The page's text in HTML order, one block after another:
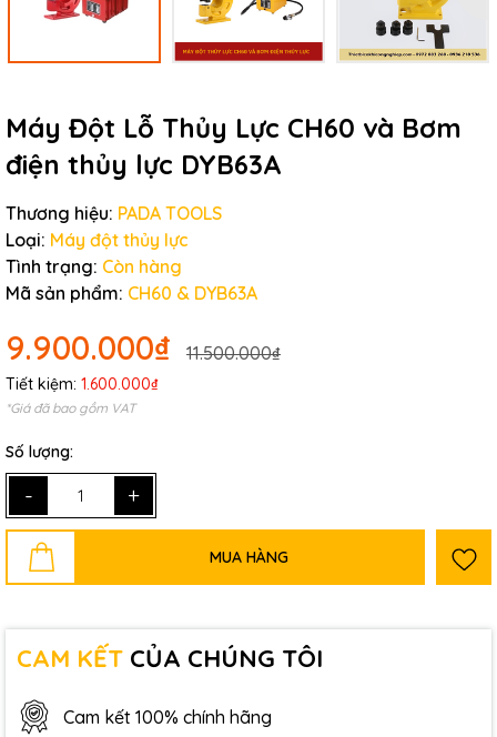
Máy Đột Lỗ Thủy Lực CH60 và Bơm
điện thủy lực DYB63A
Thương hiệu: PADA TOOLS
Loại: Máy đột thủy lực
Tình trạng: Còn hàng
Mã sản phẩm: CH60 & DYB63A
9.900.000₫ 11.500.000₫
Tiết kiệm: 1.600.000₫
*Giá đã bao gồm VAT
Số lượng:
- +
MUA HÀNG
CAM KẾT CỦA CHÚNG TÔI
Cam kết 100% chính hãng